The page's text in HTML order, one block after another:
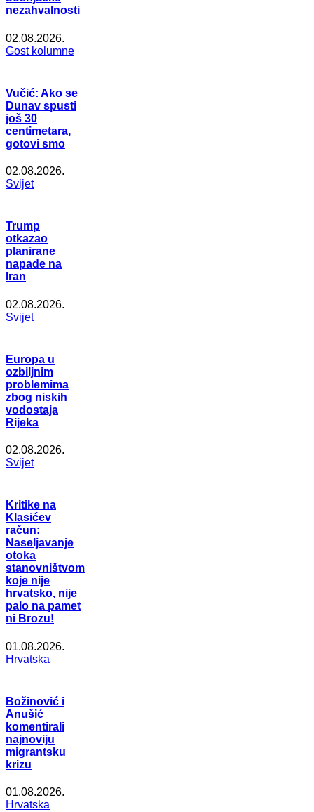
nezahvalnosti
02.08.2026.
Gost kolumne
Vučić: Ako se
Dunav spusti
još 30
centimetara,
gotovi smo
02.08.2026.
Svijet
Trump
otkazao
planirane
napade na
Iran
02.08.2026.
Svijet
Europa u
ozbiljnim
problemima
zbog niskih
vodostaja
Rijeka
02.08.2026.
Svijet
Kritike na
Klasićev
račun:
Naseljavanje
otoka
stanovništvom
koje nije
hrvatsko, nije
palo na pamet
ni Brozu!
01.08.2026.
Hrvatska
Božinović i
Anušić
komentirali
najnoviju
migrantsku
krizu
01.08.2026.
Hrvatska